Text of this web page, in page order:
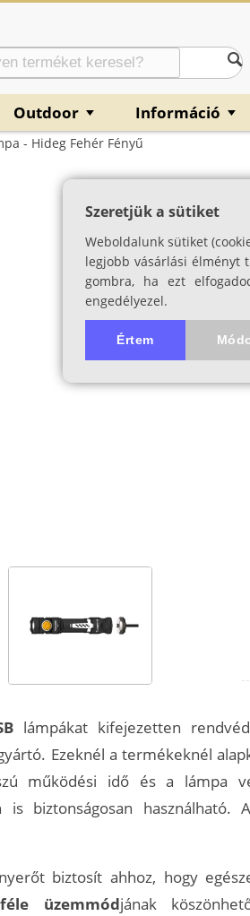
Outdoor ▼ Információ ▼
- Hideg Fehér Fényű
lámpákat kifejezetten
Ezeknél a termékeknél
működési idő és a lámpa
biztonságosan használható.
biztosít ahhoz, hogy
üzemmódjának
Szeretjük a sütiket
Weboldalunk sütiket
legjobb vásárlási élményt
gombra, ha ezt
engedélyezel.
Értem